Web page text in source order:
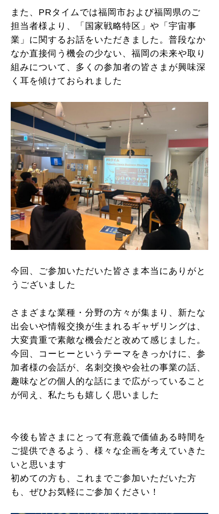
また、PRタイムでは福岡市および福岡県のご
担当者様より、「国家戦略特区」や「宇宙事
業」に関するお話をいただきました。普段なか
なか直接伺う機会の少ない、福岡の未来や取り
組みについて、多くの参加者の皆さまが興味深
く耳を傾けておられました
今回、ご参加いただいた皆さま本当にありがと
うございました
さまざまな業種・分野の方々が集まり、新たな
出会いや情報交換が生まれるギャザリングは、
大変貴重で素敵な機会だと改めて感じました。
今回、コーヒーというテーマをきっかけに、参
加者様の会話が、名刺交換や会社の事業の話、
趣味などの個人的な話にまで広がっていること
が伺え、私たちも嬉しく思いました
今後も皆さまにとって有意義で価値ある時間を
ご提供できるよう、様々な企画を考えていきた
いと思います
初めての方も、これまでご参加いただいた方
も、ぜひお気軽にご参加ください！